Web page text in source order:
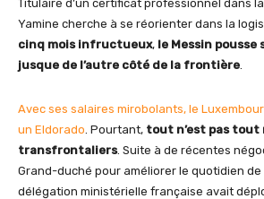
Titulaire d’un certificat professionnel dans
Yamine cherche à se réorienter dans la
cinq mois infructueux, le Messin pousse
jusque de l’autre côté de la frontière.
Avec ses salaires mirobolants, le
un Eldorado. Pourtant, tout n’est pas tout
transfrontaliers. Suite à de récentes
Grand-duché pour améliorer le quotidien
délégation ministérielle française avait